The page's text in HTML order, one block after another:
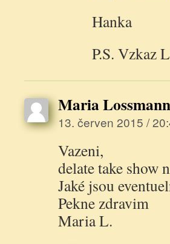
Hanka
P.S. Vzkaz
Maria
13. červen 2015 /
Vazeni,
delate take show
Jaké jsou
Pekne zdravim
Maria L.